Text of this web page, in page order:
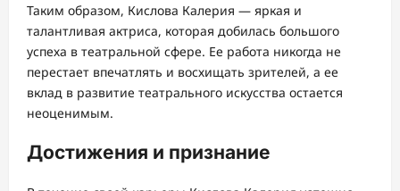
Таким образом, Кислова Калерия — яркая и
талантливая актриса, которая добилась большого
успеха в театральной сфере. Ее работа никогда не
перестает впечатлять и восхищать зрителей, а ее
вклад в развитие театрального искусства остается
неоценимым.
Достижения и признание